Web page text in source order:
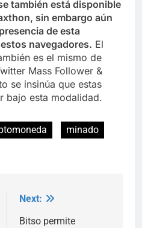
también está disponible
sin embargo aún
de esta
navegadores. El
es el mismo de
Mass Follower &
se insinúa que estas
bajo esta modalidad.
minado
Next:
Bitso permite